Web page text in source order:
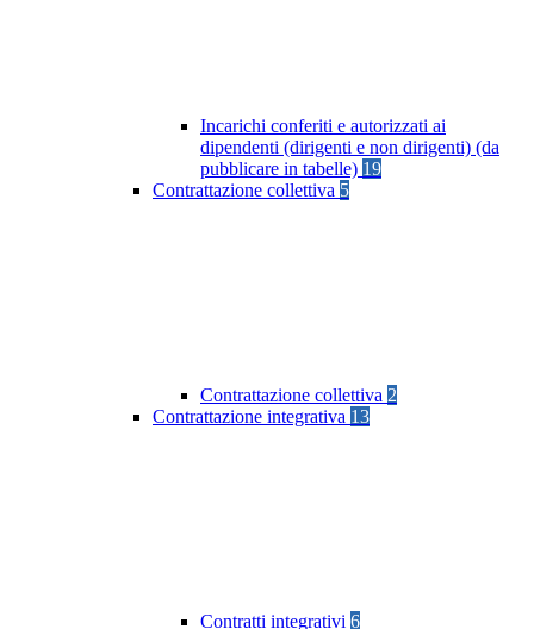
Incarichi conferiti e autorizzati ai
dipendenti (dirigenti e non dirigenti) (da
pubblicare in tabelle) 19
Contrattazione collettiva 5
Contrattazione collettiva 2
Contrattazione integrativa 13
Contratti integrativi 6